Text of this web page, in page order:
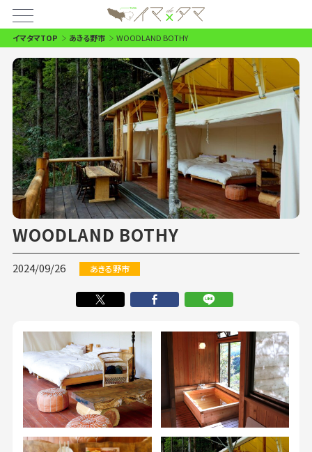
イマタマTOP あきる野市 WOODLAND BOTHY
WOODLAND BOTHY
2024/09/26 あきる野市